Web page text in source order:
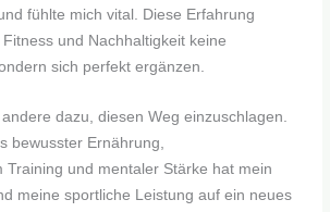
fühlte mich vital. Diese Erfahrung
und Nachhaltigkeit keine
sich perfekt ergänzen.
dazu, diesen Weg einzuschlagen.
bewusster Ernährung,
Training und mentaler Stärke hat mein
meine sportliche Leistung auf ein neues